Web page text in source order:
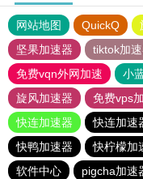
网站地图 QuickQ
坚果加速器
tiktok加
免费vqn外网加速
小
旋风加速器
免费vps
快连加速器
快连加速
快鸭加速器
快柠檬加
软件中心
pigcha加速